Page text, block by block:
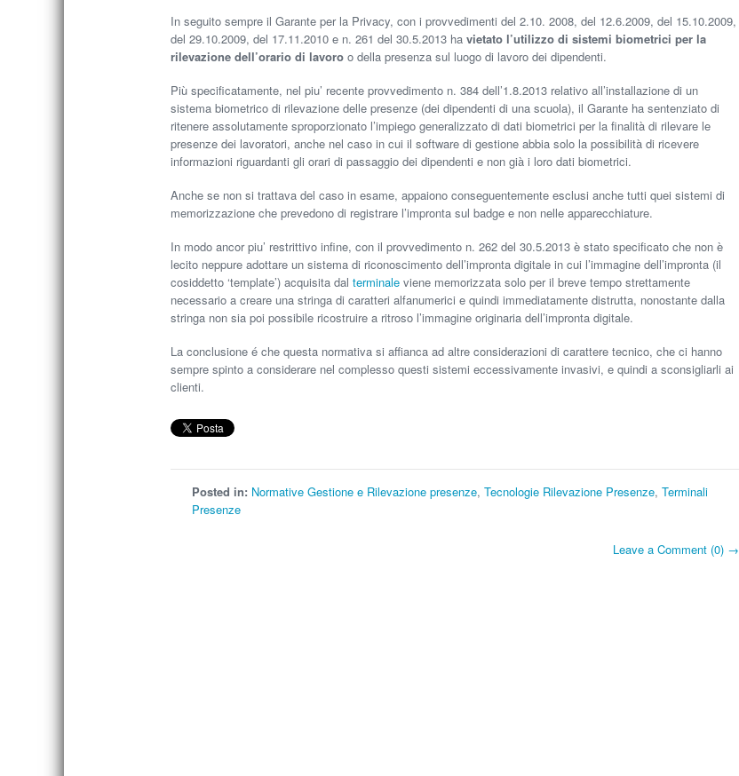
In seguito sempre il Garante per la Privacy, con i provvedimenti del 2.10. 2008, del 12.6.2009, del 15.10.2009,
del 29.10.2009, del 17.11.2010 e n. 261 del 30.5.2013 ha vietato l’utilizzo di sistemi biometrici per la
rilevazione dell’orario di lavoro o della presenza sul luogo di lavoro dei dipendenti.
Più specificatamente, nel piu’ recente provvedimento n. 384 dell’1.8.2013 relativo all’installazione di un
sistema biometrico di rilevazione delle presenze (dei dipendenti di una scuola), il Garante ha sentenziato di
ritenere assolutamente sproporzionato l’impiego generalizzato di dati biometrici per la finalità di rilevare le
presenze dei lavoratori, anche nel caso in cui il software di gestione abbia solo la possibilità di ricevere
informazioni riguardanti gli orari di passaggio dei dipendenti e non già i loro dati biometrici.
Anche se non si trattava del caso in esame, appaiono conseguentemente esclusi anche tutti quei sistemi di
memorizzazione che prevedono di registrare l’impronta sul badge e non nelle apparecchiature.
In modo ancor piu’ restrittivo infine, con il provvedimento n. 262 del 30.5.2013 è stato specificato che non è
lecito neppure adottare un sistema di riconoscimento dell’impronta digitale in cui l’immagine dell’impronta (il
cosiddetto ‘template’) acquisita dal terminale viene memorizzata solo per il breve tempo strettamente
necessario a creare una stringa di caratteri alfanumerici e quindi immediatamente distrutta, nonostante dalla
stringa non sia poi possibile ricostruire a ritroso l’immagine originaria dell’impronta digitale.
La conclusione é che questa normativa si affianca ad altre considerazioni di carattere tecnico, che ci hanno
sempre spinto a considerare nel complesso questi sistemi eccessivamente invasivi, e quindi a sconsigliarli ai
clienti.
Posted in: Normative Gestione e Rilevazione presenze, Tecnologie Rilevazione Presenze, Terminali
Presenze
Leave a Comment (0) →